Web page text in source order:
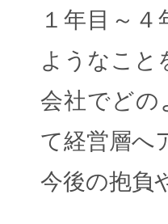
１年目～
ようなこと
会社でどの
て経営層へ
今後の抱負